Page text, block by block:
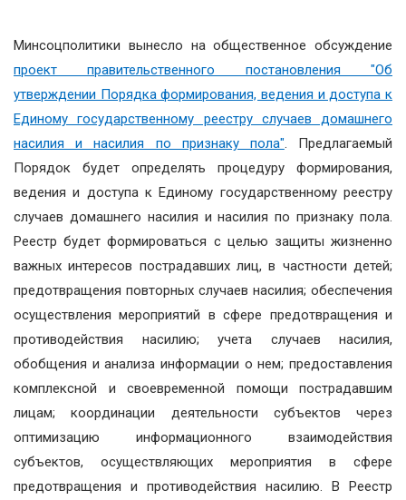
Минсоцполитики вынесло на общественное обсуждение
проект правительственного постановления "Об
утверждении Порядка формирования, ведения и доступа к
Единому государственному реестру случаев домашнего
насилия и насилия по признаку пола".
Предлагаемый
Порядок будет определять процедуру формирования,
ведения и доступа к Единому государственному реестру
случаев домашнего насилия и насилия по признаку пола.
Реестр будет формироваться с целью защиты жизненно
важных интересов пострадавших лиц, в частности детей;
предотвращения повторных случаев насилия; обеспечения
осуществления мероприятий в сфере предотвращения и
противодействия насилию; учета случаев насилия,
обобщения и анализа информации о нем; предоставления
комплексной и своевременной помощи пострадавшим
лицам; координации деятельности субъектов через
оптимизацию информационного взаимодействия
субъектов, осуществляющих мероприятия в сфере
предотвращения и противодействия насилию. В Реестр